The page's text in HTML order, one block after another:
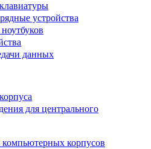
устройства
данных
для центрального
корпусов